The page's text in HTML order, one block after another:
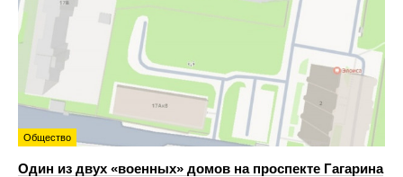
Общество
Один из двух «военных» домов на проспекте Гагарина